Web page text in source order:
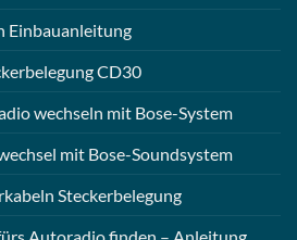
Einbauanleitung
CD30
wechseln mit Bose-System
mit Bose-Soundsystem
Steckerbelegung